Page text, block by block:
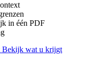
in één PDF
Bekijk wat u krijgt